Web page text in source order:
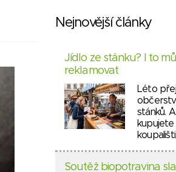
Nejnovější články
Jídlo ze stánku? I to
reklamovat
Léto
stánků.
kupujete
Soutěž biopotravina